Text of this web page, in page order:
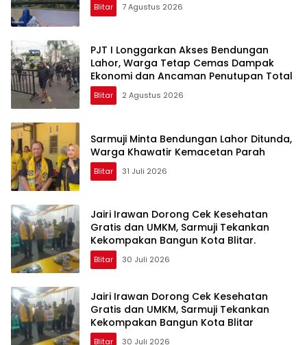
Blitar 7 Agustus 2026
PJT I Longgarkan Akses Bendungan
Lahor, Warga Tetap Cemas Dampak
Ekonomi dan Ancaman Penutupan Total
Blitar 2 Agustus 2026
Sarmuji Minta Bendungan Lahor Ditunda,
Warga Khawatir Kemacetan Parah
Blitar 31 Juli 2026
Jairi Irawan Dorong Cek Kesehatan
Gratis dan UMKM, Sarmuji Tekankan
Kekompakan Bangun Kota Blitar.
Blitar 30 Juli 2026
Jairi Irawan Dorong Cek Kesehatan
Gratis dan UMKM, Sarmuji Tekankan
Kekompakan Bangun Kota Blitar
Blitar 30 Juli 2026